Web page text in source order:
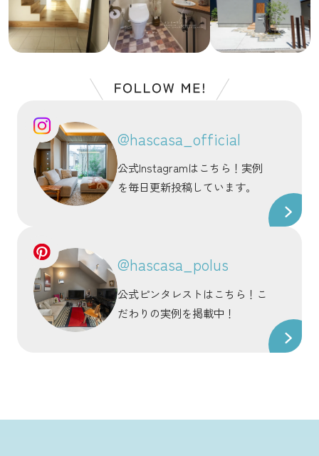
@hascasa_official
公式Instagramはこちら！実例
を毎日更新投稿しています。
@hascasa_polus
公式ピンタレストはこちら！こ
だわりの実例を掲載中！